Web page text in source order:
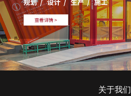
关于我们